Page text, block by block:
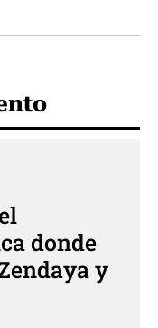
donde
y